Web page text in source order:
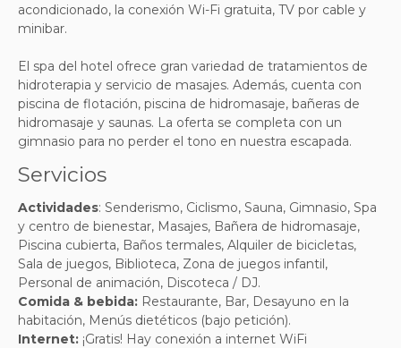
acondicionado, la conexión Wi-Fi gratuita, TV por cable y
minibar.
El spa del hotel ofrece gran variedad de tratamientos de
hidroterapia y servicio de masajes. Además, cuenta con
piscina de flotación, piscina de hidromasaje, bañeras de
hidromasaje y saunas. La oferta se completa con un
gimnasio para no perder el tono en nuestra escapada.
Servicios
Actividades: Senderismo, Ciclismo, Sauna, Gimnasio, Spa
y centro de bienestar, Masajes, Bañera de hidromasaje,
Piscina cubierta, Baños termales, Alquiler de bicicletas,
Sala de juegos, Biblioteca, Zona de juegos infantil,
Personal de animación, Discoteca / DJ.
Comida & bebida: Restaurante, Bar, Desayuno en la
habitación, Menús dietéticos (bajo petición).
Internet: ¡Gratis! Hay conexión a internet WiFi